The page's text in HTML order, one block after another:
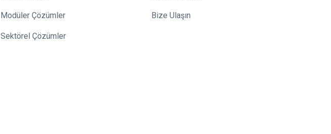
Modüler Çözümler
Sektörel Çözümler
Bize Ulaşın